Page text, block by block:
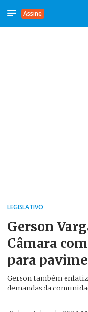
Assine
LEGISLATIVO
Gerson
Câmara
para
Gerson também
demandas da